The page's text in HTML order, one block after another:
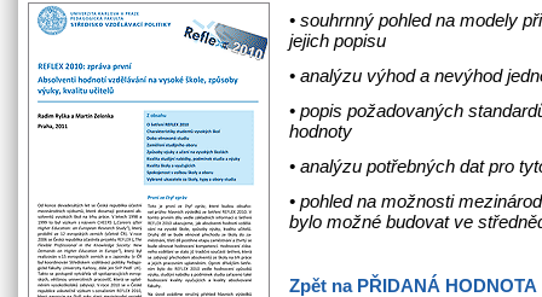
• souhrnný pohled na modely
jejich popisu
• analýzu výhod a nevýhod
• popis požadovaných
hodnoty
• analýzu potřebných dat pro
• pohled na možnosti
bylo možné budovat ve
Zpět na PŘIDANÁ HODNOTA